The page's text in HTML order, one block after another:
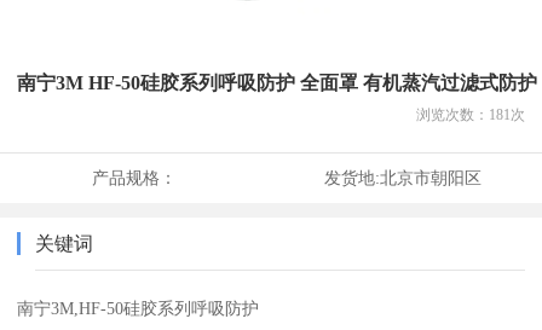
南宁3M HF-50硅胶系列呼吸防护 全面罩 有机蒸汽过滤式防护
浏览次数： 181次
产品规格： 发货地:北京市朝阳区
关键词
南宁3M,HF-50硅胶系列呼吸防护